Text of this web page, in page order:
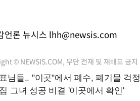
론 뉴시스 lhh@newsis.com
© NEWSIS.COM, 무단 전재 및 재배포 금지